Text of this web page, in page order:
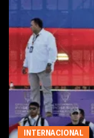
INTERNACIONAL